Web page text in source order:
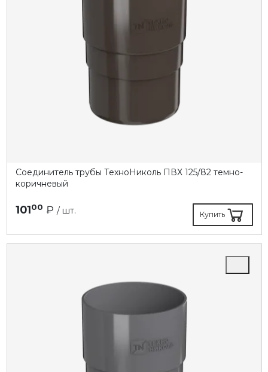
Соединитель трубы ТехноНиколь ПВХ 125/82 темно-
коричневый
10100 ₽ / шт. Купить